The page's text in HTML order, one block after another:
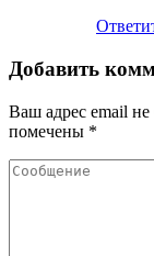
Добавить
Ваш адрес email не
помечены *